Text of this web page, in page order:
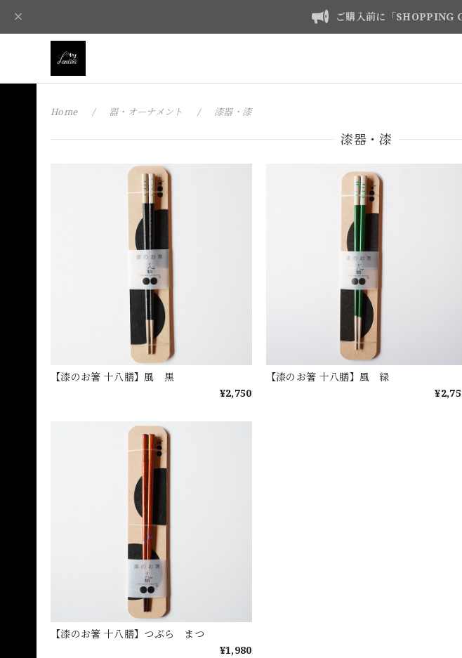
ご購入前に「SHOPPING
Home 器・オーナメント 漆器・漆
漆器・漆
【漆のお箸 十八膳】風 黒
¥2,750
【漆のお箸 十八膳】風 緑
【漆のお箸 十八膳】つぶら まつ
¥1,980